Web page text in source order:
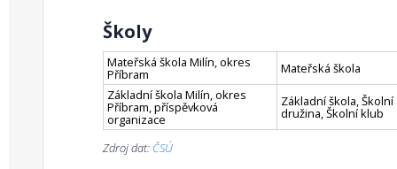
Školy
Mateřská škola Milín, okres
Příbram
Mateřská škola
Základní škola Milín, okres
Příbram, příspěvková
organizace
Základní škola, Školní
družina, Školní klub
Zdroj dat: ČSÚ